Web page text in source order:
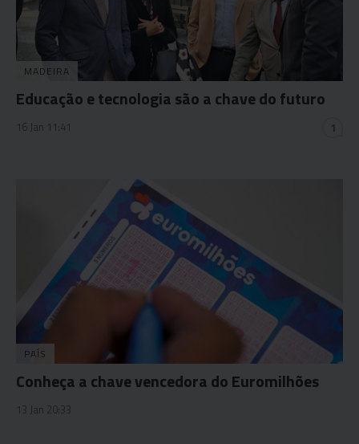
MADEIRA
Educação e tecnologia são a chave do futuro
16 Jan 11:41 1
PAÍS
Conheça a chave vencedora do Euromilhões
13 Jan 20:33